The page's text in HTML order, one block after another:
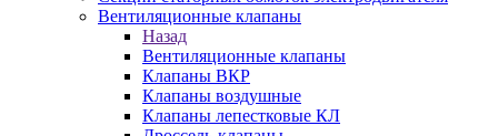
Вентиляционные клапаны
Назад
Вентиляционные клапаны
Клапаны ВКР
Клапаны воздушные
Клапаны лепестковые КЛ